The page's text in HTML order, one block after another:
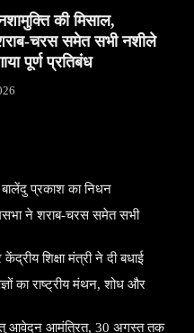
की मिसाल,
चरस समेत सभी नशीले
पूर्ण प्रतिबंध
बालेंदु प्रकाश का निधन
ने शराब-चरस समेत सभी
शिक्षा मंत्री ने दी बधाई
का राष्ट्रीय मंथन, शोध और
आवेदन आमंत्रित, 30 अगस्त तक